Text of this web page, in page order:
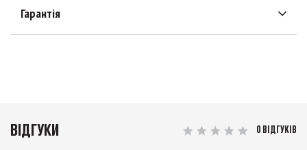
Гарантія
ВІДГУКИ 0 ВІДГУКІВ